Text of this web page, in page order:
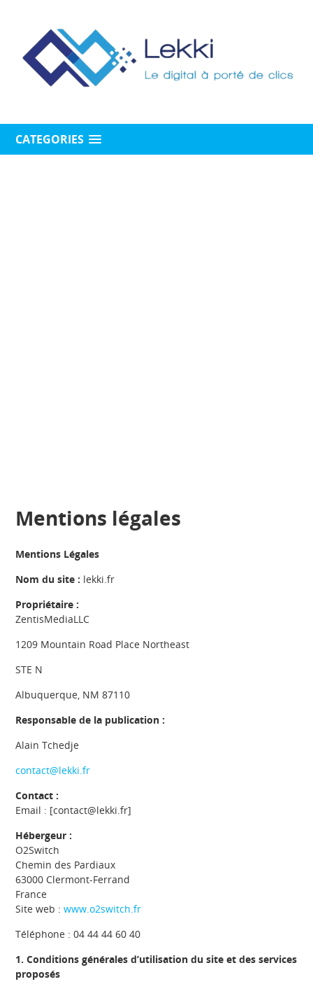
CATEGORIES
Mentions légales
Mentions Légales
Nom du site : lekki.fr
Propriétaire :
ZentisMediaLLC
1209 Mountain Road Place Northeast
STE N
Albuquerque, NM 87110
Responsable de la publication :
Alain Tchedje
contact@lekki.fr
Contact :
Email : [contact@lekki.fr]
Hébergeur :
O2Switch
Chemin des Pardiaux
63000 Clermont-Ferrand
France
Site web :www.o2switch.fr
Téléphone : 04 44 44 60 40
1. Conditions générales d’utilisation du site et des services
proposés